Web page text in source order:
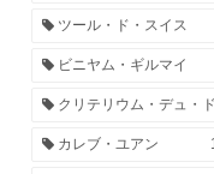
ツール・ド・スイス
ビニヤム・ギルマイ
クリテリウム・デュ・
カレブ・ユアン